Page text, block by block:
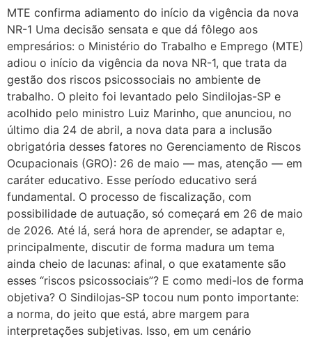
MTE confirma adiamento do início da vigência da nova
NR-1 Uma decisão sensata e que dá fôlego aos
empresários: o Ministério do Trabalho e Emprego (MTE)
adiou o início da vigência da nova NR-1, que trata da
gestão dos riscos psicossociais no ambiente de
trabalho. O pleito foi levantado pelo Sindilojas-SP e
acolhido pelo ministro Luiz Marinho, que anunciou, no
último dia 24 de abril, a nova data para a inclusão
obrigatória desses fatores no Gerenciamento de Riscos
Ocupacionais (GRO): 26 de maio — mas, atenção — em
caráter educativo. Esse período educativo será
fundamental. O processo de fiscalização, com
possibilidade de autuação, só começará em 26 de maio
de 2026. Até lá, será hora de aprender, se adaptar e,
principalmente, discutir de forma madura um tema
ainda cheio de lacunas: afinal, o que exatamente são
esses “riscos psicossociais”? E como medi-los de forma
objetiva? O Sindilojas-SP tocou num ponto importante:
a norma, do jeito que está, abre margem para
interpretações subjetivas. Isso, em um cenário